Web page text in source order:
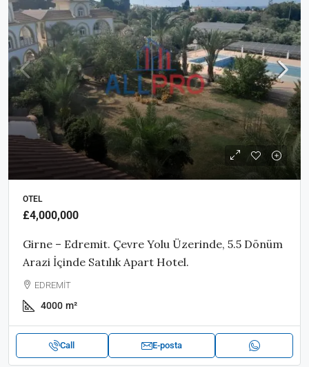
OTEL
£4,000,000
Girne – Edremit. Çevre Yolu Üzerinde, 5.5 Dönüm
Arazi İçinde Satılık Apart Hotel.
EDREMİT
4000 m²
Call E-posta